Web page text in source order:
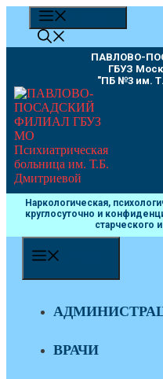
Перейти
содержимому
ПАВЛОВО-
ГБУЗ
"ПБ №3 им.
Наркологическая,
круглосуточно и
старческого
ВРАЧИ